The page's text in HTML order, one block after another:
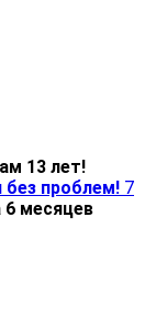
13 лет!
без проблем! 7
6 месяцев